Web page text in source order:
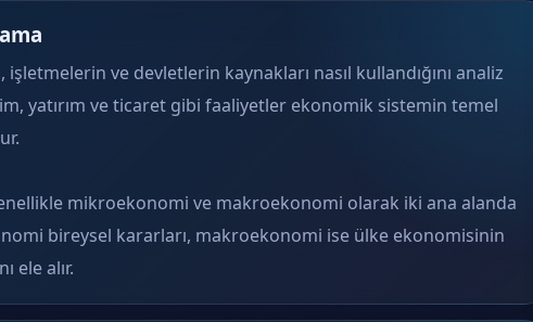
ve devletlerin kaynakları nasıl kullandığını analiz
yatırım ve ticaret gibi faaliyetler ekonomik sistemin temel
mikroekonomi ve makroekonomi olarak iki ana alanda
bireysel kararları, makroekonomi ise ülke ekonomisinin
ele alır.